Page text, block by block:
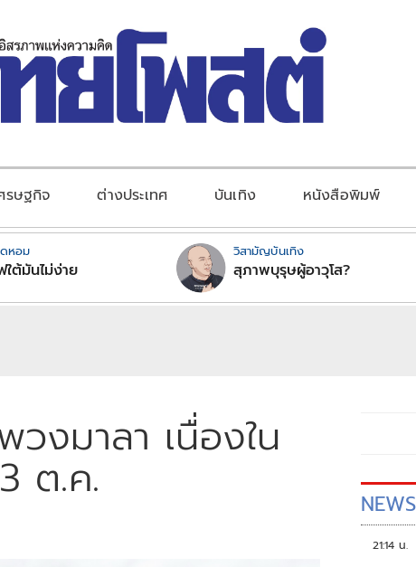
รษฐกิจ ต่างประเทศ บันเทิง หนังสือพิมพ์
หอม
ใต้มันไม่ง่าย
วิสามัญบันเทิง
สุภาพบุรุษผู้อาวุโส?
งมาลา เนื่องใน
ต.ค.
21:14 น.